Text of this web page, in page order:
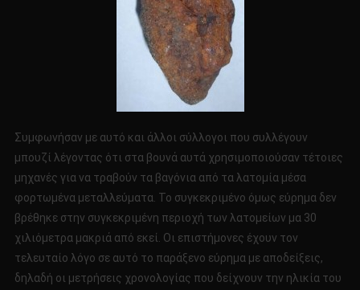
Συμφωνήσαν με αυτό και άλλοι σύλλογοι που συλλέγουν
μπουζί λέγοντας ότι στα βουνά αυτά χρησιμοποιούσαν τέτοιες
μηχανές για να τραβούν τα βαγόνια από τα λατομία μέσα
φορτωμένα μεταλλεύματα. Το συγκεκριμένο όμως εύρημα δεν
βρέθηκε στην συγκεκριμένη περιοχή των λατομείων μα 30
χιλιόμετρα μακριά από εκεί. Οι επιστήμονες έχουν τον
τελευταίο λόγο σε αυτό το παράξενο εύρημα με αποδείξεις,
δηλαδή οι μετρήσεις χρονολογίας που δείχνουν την ηλικία του